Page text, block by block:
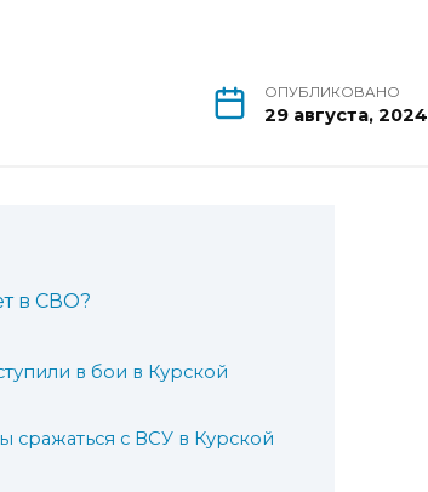
ОПУБЛИКОВАНО
29 августа, 2024
в СВО?
в бои в Курской
сражаться с ВСУ в Курской